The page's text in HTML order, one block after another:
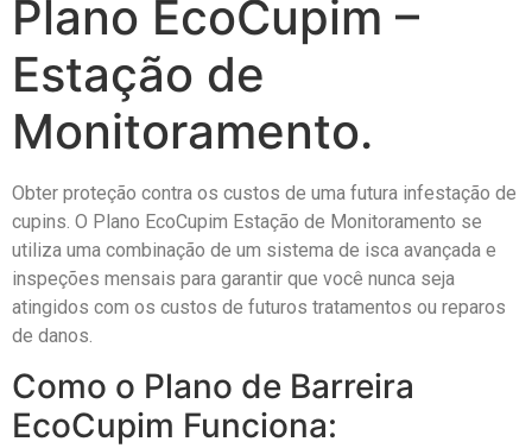
Plano EcoCupim –
Estação de
Monitoramento.
Obter proteção contra os custos de uma futura infestação de
cupins. O Plano EcoCupim Estação de Monitoramento se
utiliza uma combinação de um sistema de isca avançada e
inspeções mensais para garantir que você nunca seja
atingidos com os custos de futuros tratamentos ou reparos
de danos.
Como o Plano de Barreira
EcoCupim Funciona: